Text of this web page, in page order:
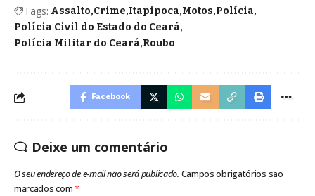
Tags: Assalto Crime Itapipoca Motos Polícia
Polícia Civil do Estado do Ceará
Polícia Militar do Ceará Roubo
Facebook
Deixe um comentário
O seu endereço de e-mail não será publicado. Campos obrigatórios são
marcados com*